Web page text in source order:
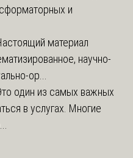
и
материал
научно-
ор...
один из самых важных
в услугах. Многие